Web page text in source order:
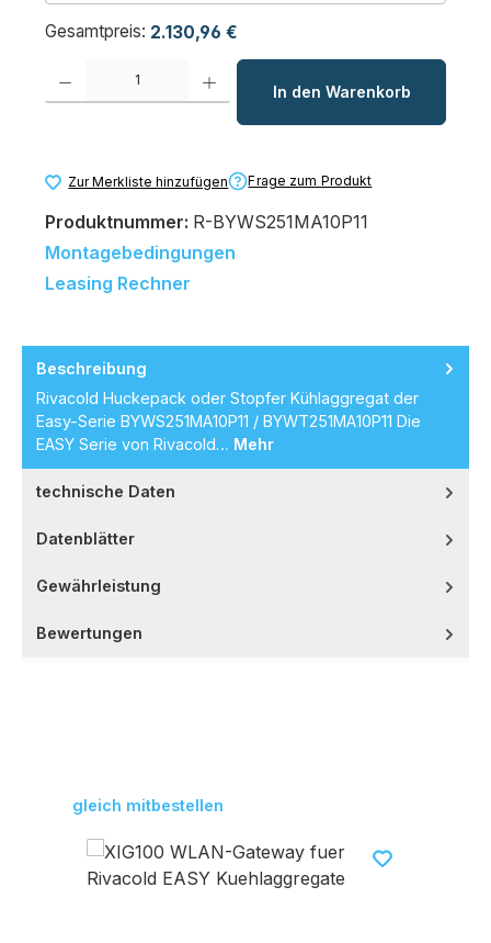
Gesamtpreis: 2.130,96 €
Produkt Anzahl: Gib den gewünschten Wert ein oder benutze die
In den Warenkorb
Zur Merkliste hinzufügen Frage zum Produkt
Produktnummer: R-BYWS251MA10P11
Montagebedingungen
Leasing Rechner
Beschreibung
Rivacold Huckepack oder Stopfer Kühlaggregat der
Easy-Serie BYWS251MA10P11 / BYWT251MA10P11 Die
EASY Serie von Rivacold… Mehr
technische Daten
Datenblätter
Gewährleistung
Bewertungen
Produktgalerie überspringen
gleich mitbestellen